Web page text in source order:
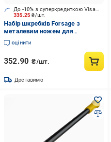
335.25₴/шт.
До -10% з суперкредиткою Visa Вигода
Набір шкребків Forsage з
металевим ножем для
видалення герметика F-52631
оцінити
352.90 ₴/шт.
Доставимо